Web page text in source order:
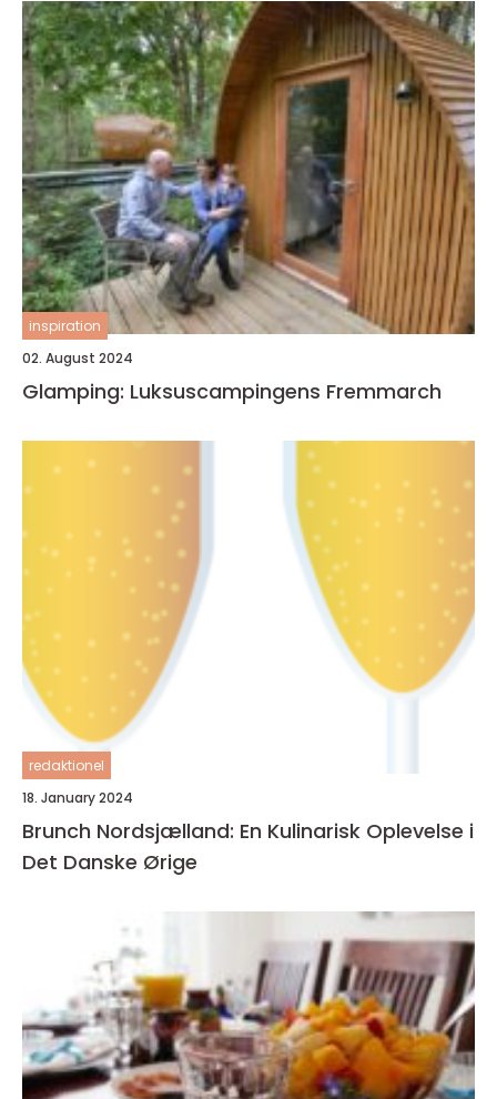
inspiration
02. August 2024
Glamping: Luksuscampingens Fremmarch
redaktionel
18. January 2024
Brunch Nordsjælland: En Kulinarisk Oplevelse i
Det Danske Ørige